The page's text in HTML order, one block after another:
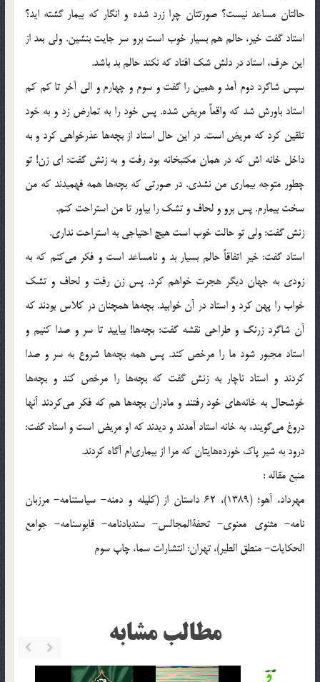
حالتان مساعد نیست؟ صورتتان چرا زرد شده و انگار که بیمار گشته اید؟
استاد گفت خیر، حالم هم بسیار خوب است برو سر جایت بنشین. ولی بعد از
این حرف، استاد در دلش شک افتاد که نکند حالم بد باشد.
سپس شاگرد دوم آمد و همین را گفت و سوم و چهارم و الی آخر تا کم کم
استاد باورش شد که واقعاً مریض شده. پس خود را به تمارض زد و به خود
تلقین کرد که مریض است. در این حال استاد از بچه‌ها عذرخواهی کرد و به
داخل خانه اش که در همان مکتبخانه بود رفت و به زنش گفت: ای زن! تو
چطور متوجه بیماری من نشدی. در صورتی که بچه‌ها همه فهمیدند که من
سخت بیمارم. پس برو و لحاف و تشک را بیاور تا من استراحت کنم.
زنش گفت: ولی تو حالت خوب است هیچ احتیاجی به استراحت نداری.
استاد گفت: خیر اتفاقاً حالم بسیار بد و نامساعد است و فکر می‌کنم که به
زودی به جهان دیگر هجرت خواهم کرد. پس زن رفت و لحاف و تشک
خواب را پهن کرد و استاد در آن خوابید. بچه‌ها همچنان در کلاس بودند که
آن شاگرد زرنگ و طراحی نقشه گفت: بچه‌ها! بیایید تا سر و صدا کنیم و
استاد مجبور شود ما را مرخص کند. پس همه بچه‌ها شروع به سر و صدا
کردند و استاد ناچار به زنش گفت که بچه‌ها را مرخص کند و بچه‌ها
خوشحال به خانه‌های خود رفتند و مادران بچه‌ها هم که فکر می‌کردند آنها
دروغ می‌گویند، به خانه استاد آمدند و دیدند که او مریض است و استاد گفت:
درود به شیر پاک خورده‌هایتان که مرا از بیماری‌ام آگاه کردند.
منبع مقاله :
مهرداد، آهو؛ (1389)، 62 داستان از (کلیله و دمنه- سیاستنامه- مرزبان
نامه- مثنوی معنوی- تحفةالمجالس- سندبادنامه- قابوسنامه- جوامع
الحکایات- منطق الطیر)، تهران: انتشارات سما، چاپ سوم
مطالب مشابه